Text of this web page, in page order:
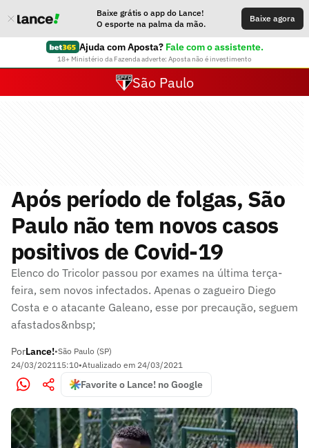
Baixe grátis o app do Lance!
O esporte na palma da mão.
Baixe agora
Ajuda com Aposta? Fale com o assistente.
18+ Ministério da Fazenda adverte: Aposta não é investimento
São Paulo
Após período de folgas, São
Paulo não tem novos casos
positivos de Covid-19
Elenco do Tricolor passou por exames na última terça-
feira, sem novos infectados. Apenas o zagueiro Diego
Costa e o atacante Galeano, esse por precaução, seguem
afastados&nbsp;
PorLance!•São Paulo (SP)
24/03/202115:10•Atualizado em 24/03/2021
Favorite o Lance! no Google